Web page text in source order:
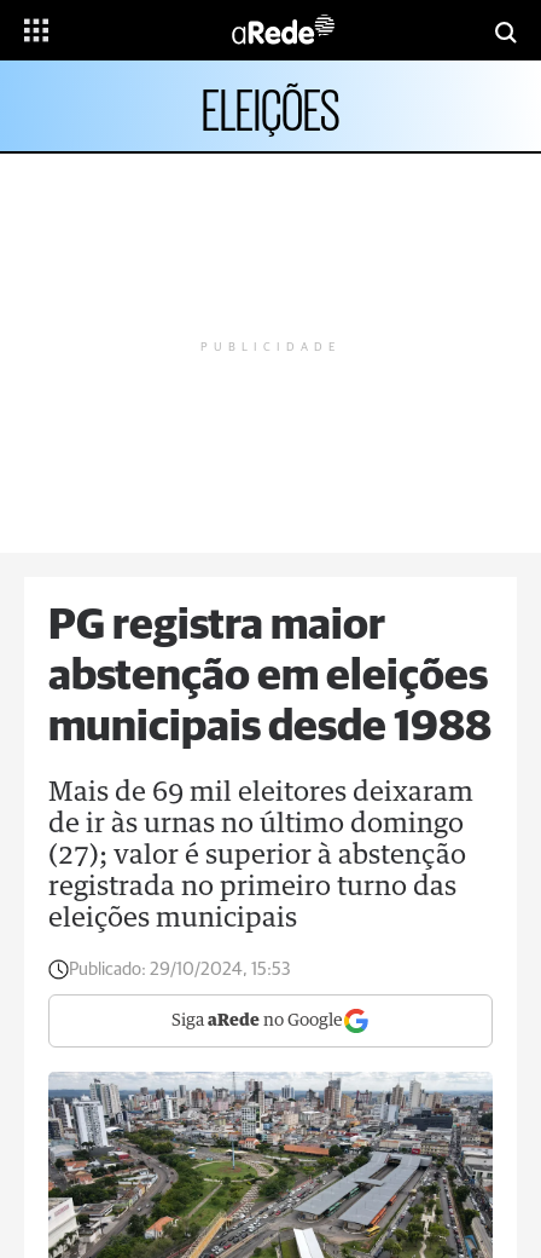
ELEIÇÕES
PUBLICIDADE
PG registra maior
abstenção em eleições
municipais desde 1988
Mais de 69 mil eleitores deixaram
de ir às urnas no último domingo
(27); valor é superior à abstenção
registrada no primeiro turno das
eleições municipais
Publicado: 29/10/2024, 15:53
Siga aRede no Google